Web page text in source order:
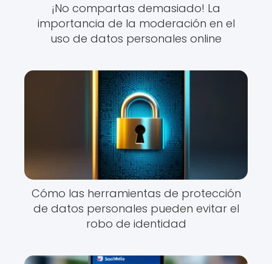
¡No compartas demasiado! La
importancia de la moderación en el
uso de datos personales online
Cómo las herramientas de protección
de datos personales pueden evitar el
robo de identidad